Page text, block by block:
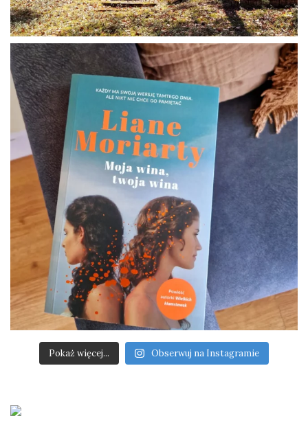
Pokaż więcej... Obserwuj na Instagramie